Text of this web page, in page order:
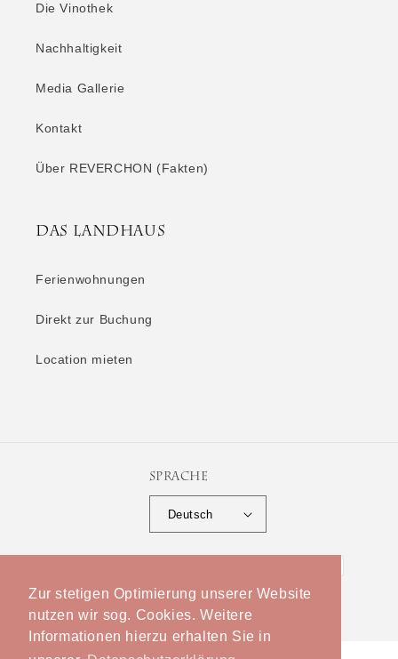
Zur stetigen Optimierung unserer Website
nutzen wir sog. Cookies. Weitere
Informationen hierzu erhalten Sie in
Die Vinothek
Nachhaltigkeit
Media Gallerie
Kontakt
Über REVERCHON (Fakten)
Das Landhaus
Ferienwohnungen
Direkt zur Buchung
Location mieten
Sprache
Deutsch
Zahlungsmethoden